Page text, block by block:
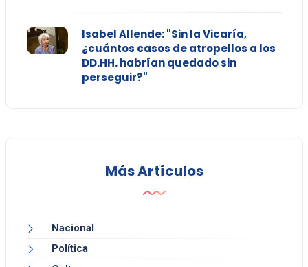
Isabel Allende: "Sin la Vicaría,
¿cuántos casos de atropellos a los
DD.HH. habrían quedado sin
perseguir?"
Más Artículos
Nacional
Política